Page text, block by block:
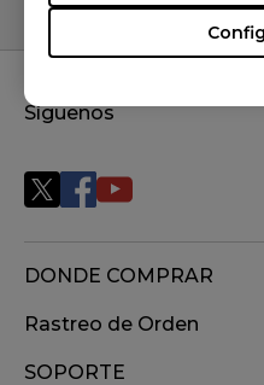
Síguenos
DONDE COMPRAR
Rastreo de Orden
SOPORTE